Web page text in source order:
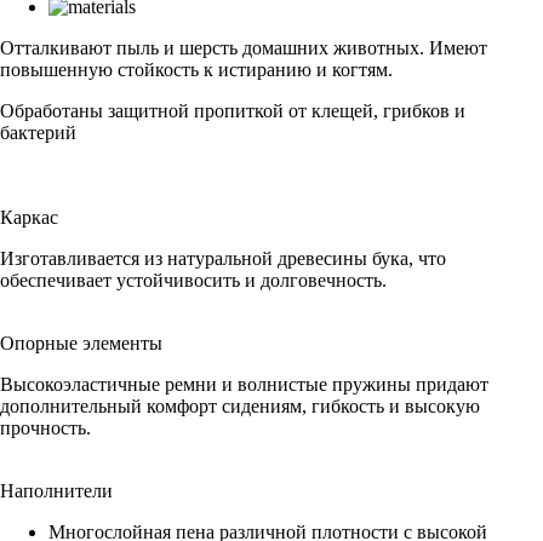
Отталкивают пыль и шерсть домашних животных. Имеют
повышенную стойкость к истиранию и когтям.
Обработаны защитной пропиткой от клещей, грибков и
бактерий
Каркас
Изготавливается из натуральной древесины бука, что
обеспечивает устойчивосить и долговечность.
Опорные элементы
Высокоэластичные ремни и волнистые пружины придают
дополнительный комфорт сидениям, гибкость и высокую
прочность.
Наполнители
Многослойная пена различной плотности с высокой